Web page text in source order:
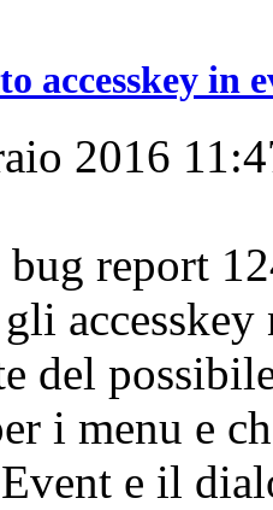
accesskey in
2016
report
del
i menu e
e il